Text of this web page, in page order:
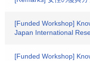
[Funded Workshop]
Japan International
[Funded Workshop]